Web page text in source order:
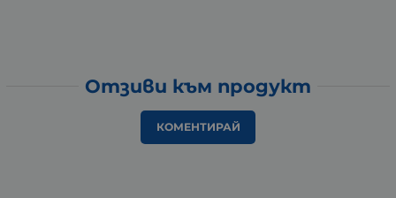
Отзиви към продукт
КОМЕНТИРАЙ